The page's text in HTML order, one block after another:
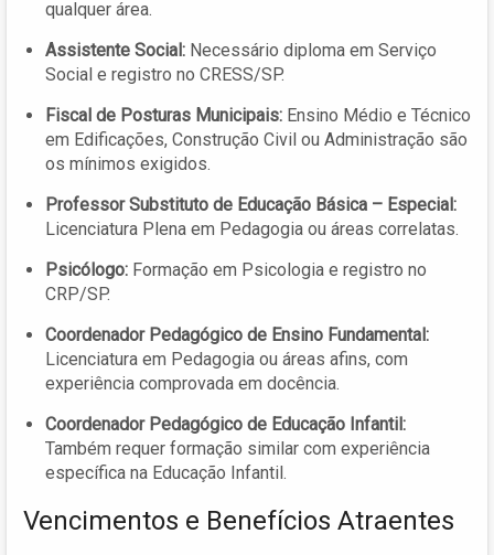
qualquer área.
Assistente Social: Necessário diploma em Serviço
Social e registro no CRESS/SP.
Fiscal de Posturas Municipais: Ensino Médio e Técnico
em Edificações, Construção Civil ou Administração são
os mínimos exigidos.
Professor Substituto de Educação Básica – Especial:
Licenciatura Plena em Pedagogia ou áreas correlatas.
Psicólogo: Formação em Psicologia e registro no
CRP/SP.
Coordenador Pedagógico de Ensino Fundamental:
Licenciatura em Pedagogia ou áreas afins, com
experiência comprovada em docência.
Coordenador Pedagógico de Educação Infantil:
Também requer formação similar com experiência
específica na Educação Infantil.
Vencimentos e Benefícios Atraentes